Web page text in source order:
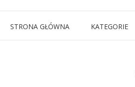
STRONA GŁÓWNA KATEGORIE